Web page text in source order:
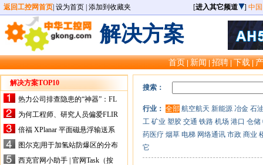
返回工控网首页 设为首页 添加到收藏夹 [进入其它频道 ] 中
解决方案
首页|新闻|招聘|下载|
解决方案TOP10
热力公司排查隐患的“神器”：FL
IR手持式热像仪，高效精准！
为何工程师、研究人员偏爱FLIR
X-HS系列热像仪？精准高效是
关键
倍福 XPlanar 平面磁悬浮输送系
统的创新应用
图尔克|用于加氢站防爆区的分布
式I/O解决方案
西克官网小助手 | 官网Task（按
搜索：
行业： 全部 航空航天 新能源 冶金 石
工 矿业 塑胶 交通 铁路 机场 港口 仓储
药医疗 烟草 电梯 网络通讯 市政 商业
它